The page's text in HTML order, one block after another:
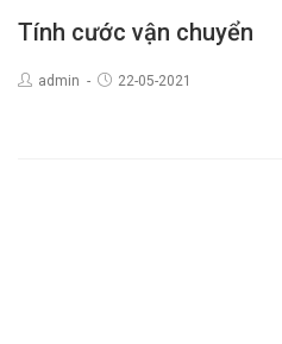
Tính cước vận chuyển
admin 22-05-2021